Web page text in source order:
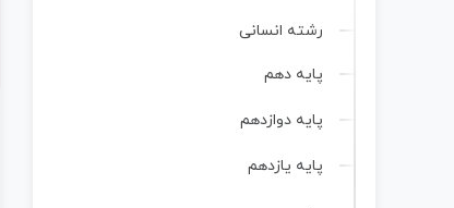
رشته انسانی
پایه دهم
پایه دوازدهم
پایه یازدهم